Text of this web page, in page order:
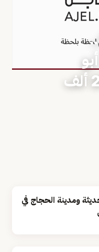
عجرم تستقبل 20 ألف
ومدينة الحجاج في